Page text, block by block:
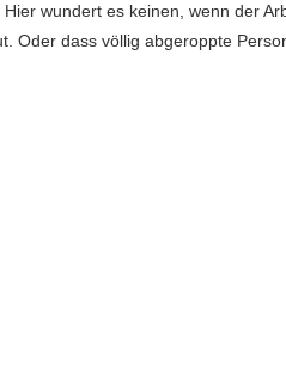
Hier wundert es keinen, wenn der
Oder dass völlig abgeroppte